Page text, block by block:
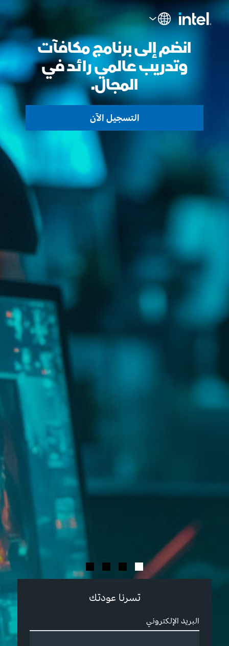
انضم إلى برنامج مكافآت
وتدريب عالمي رائد في
المجال.
التسجيل الآن
تسرنا عودتك
البريد الإلكتروني